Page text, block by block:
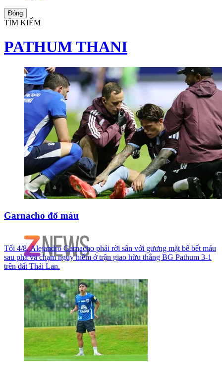
Đóng
TÌM KIẾM
PATHUM THANI
Garnacho đổ máu
Tối 4/8, Alejandro Garnacho phải rời sân với gương mặt bê bết máu
sau pha va chạm nguy hiểm ở trận giao hữu thắng BG Pathum 3-1
trên đất Thái Lan.